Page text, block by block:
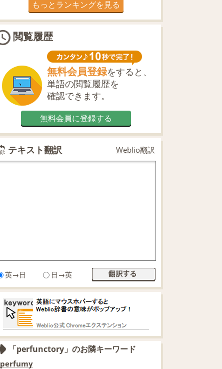
もっとランキングを見る
閲覧履歴
無料会員登録をすると、
単語の閲覧履歴を
確認できます。
無料会員に登録する
テキスト翻訳 Weblio翻訳
英→日 日→英
「perfunctory」のお隣キーワード
perfumy